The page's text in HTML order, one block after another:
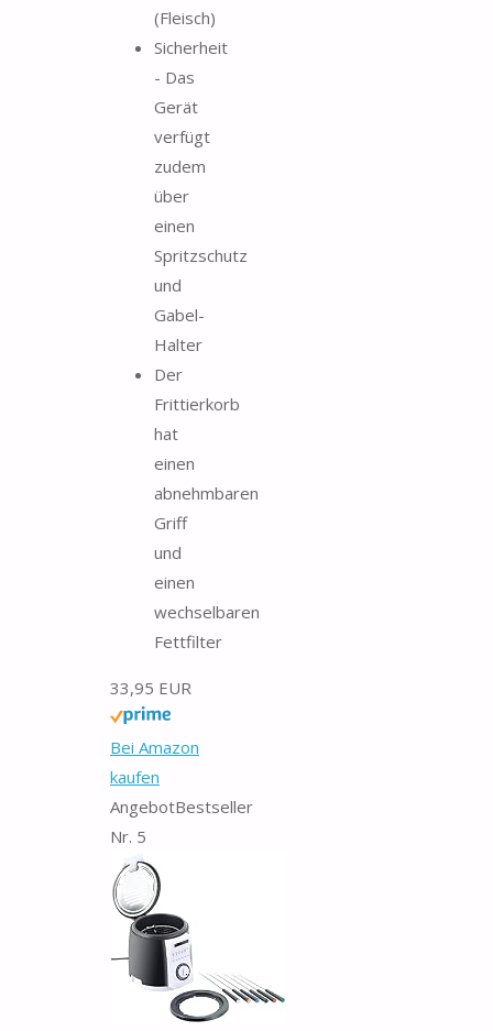
(Fleisch)
Sicherheit
- Das
Gerät
verfügt
zudem
über
einen
Spritzschutz
und
Gabel-
Halter
Der
Frittierkorb
hat
einen
abnehmbaren
Griff
und
einen
wechselbaren
Fettfilter
33,95 EUR
Bei Amazon
kaufen
AngebotBestseller
Nr. 5